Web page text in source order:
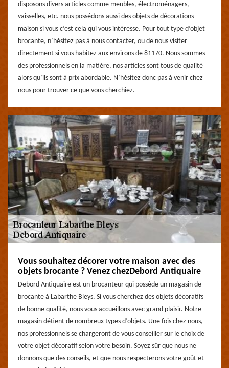
disposons divers articles comme meubles, électroménagers,
vaisselles, etc. nous possédons aussi des objets de décorations
maison si vous c’est cela qui vous intéresse. Pour tout type d’objet
brocante, n’hésitez pas à nous contacter, ou de nous visiter
directement si vous habitez aux environs de 81170. Nous sommes
des professionnels en la matière, nos articles sont tous de qualité
alors qu’ils sont à prix abordable. N’hésitez donc pas à venir chez
nous pour trouver ce que vous cherchiez.
Vous souhaitez décorer votre maison avec des
objets brocante ? Venez chezDebord Antiquaire
Debord Antiquaire est un brocanteur qui possède un magasin de
brocante à Labarthe Bleys. Si vous cherchez des objets décoratifs
de bonne qualité, nous vous accueillons avec grand plaisir. Notre
magasin détient de nombreux types d’objets. Une fois chez nous,
nos professionnels se chargeront de vous conseiller sur le choix de
votre objet décoratif selon votre besoin. Soyez sûr que nous ne
donnons que des conseils, et que nous respecterons votre goût et